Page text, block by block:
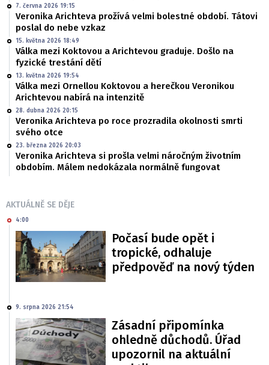
7. června 2026 19:15
Veronika Arichteva prožívá velmi bolestné období. Tátovi
poslal do nebe vzkaz
15. května 2026 18:49
Válka mezi Koktovou a Arichtevou graduje. Došlo na
fyzické trestání dětí
13. května 2026 19:54
Válka mezi Ornellou Koktovou a herečkou Veronikou
Arichtevou nabírá na intenzitě
28. dubna 2026 20:15
Veronika Arichteva po roce prozradila okolnosti smrti
svého otce
23. března 2026 20:03
Veronika Arichteva si prošla velmi náročným životním
obdobím. Málem nedokázala normálně fungovat
AKTUÁLNĚ SE DĚJE
4:00
Počasí bude opět i
tropické, odhaluje
předpověď na nový týden
9. srpna 2026 21:54
Zásadní připomínka
ohledně důchodů. Úřad
upozornil na aktuální